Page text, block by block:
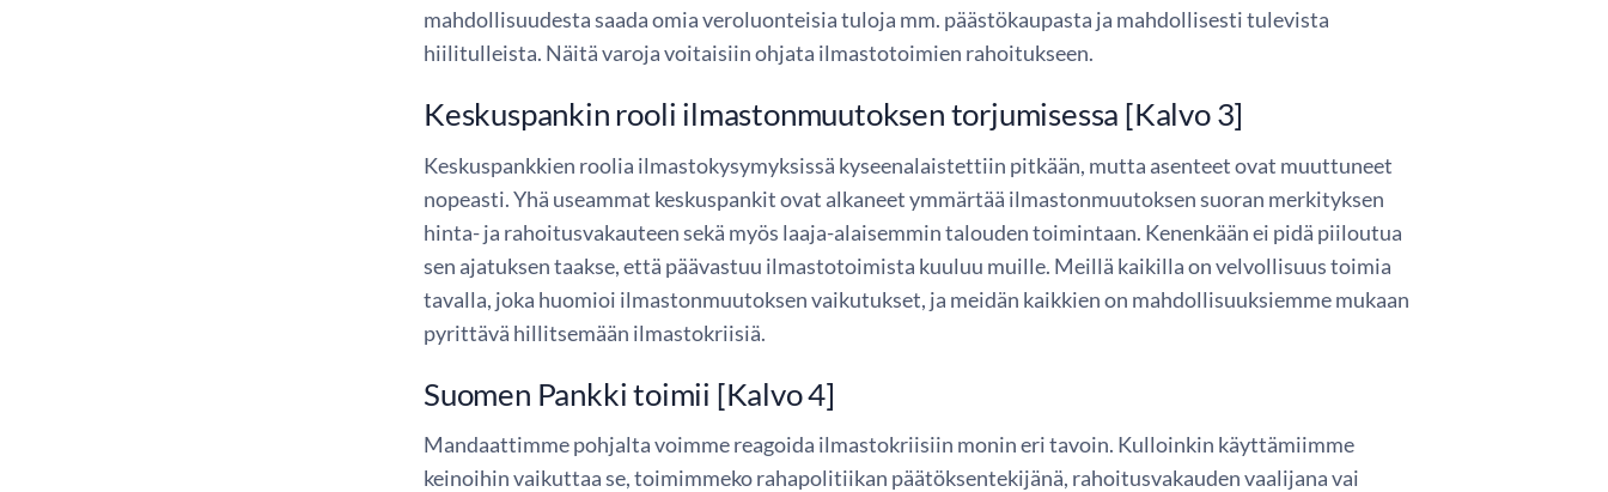
mahdollisuudesta saada omia veroluonteisia tuloja mm. päästökaupasta ja mahdollisesti tulevista
hiilitulleista. Näitä varoja voitaisiin ohjata ilmastotoimien rahoitukseen.
Keskuspankin rooli ilmastonmuutoksen torjumisessa [Kalvo 3]
Keskuspankkien roolia ilmastokysymyksissä kyseenalaistettiin pitkään, mutta asenteet ovat muuttuneet
nopeasti. Yhä useammat keskuspankit ovat alkaneet ymmärtää ilmastonmuutoksen suoran merkityksen
hinta- ja rahoitusvakauteen sekä myös laaja-alaisemmin talouden toimintaan. Kenenkään ei pidä piiloutua
sen ajatuksen taakse, että päävastuu ilmastotoimista kuuluu muille. Meillä kaikilla on velvollisuus toimia
tavalla, joka huomioi ilmastonmuutoksen vaikutukset, ja meidän kaikkien on mahdollisuuksiemme mukaan
pyrittävä hillitsemään ilmastokriisiä.
Suomen Pankki toimii [Kalvo 4]
Mandaattimme pohjalta voimme reagoida ilmastokriisiin monin eri tavoin. Kulloinkin käyttämiimme
keinoihin vaikuttaa se, toimimmeko rahapolitiikan päätöksentekijänä, rahoitusvakauden vaalijana vai